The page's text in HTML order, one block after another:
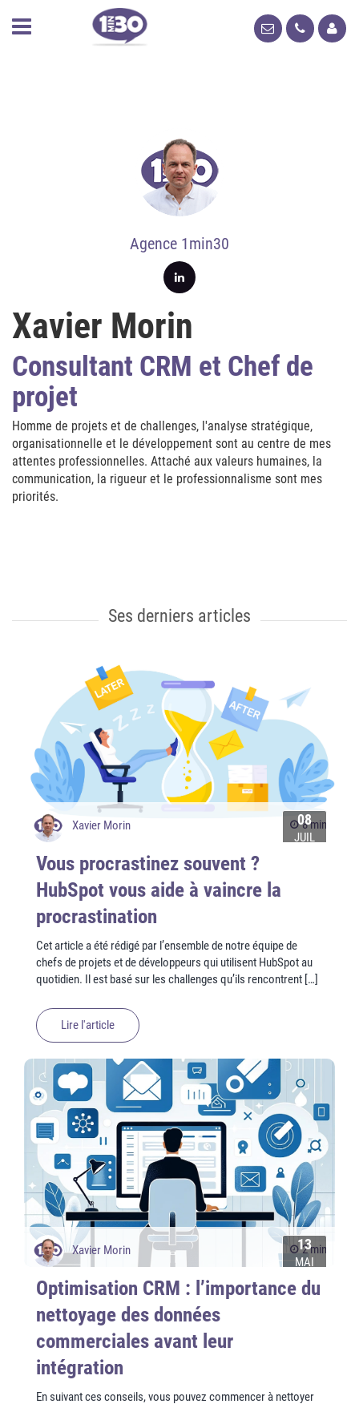
Agence 1min30
Xavier Morin
Consultant CRM et Chef de
projet
Homme de projets et de challenges, l'analyse stratégique,
organisationnelle et le développement sont au centre de mes
attentes professionnelles. Attaché aux valeurs humaines, la
communication, la rigueur et le professionnalisme sont mes
priorités.
Ses derniers articles
08
JUIL
Xavier Morin 8 min
Vous procrastinez souvent ?
HubSpot vous aide à vaincre la
procrastination
Cet article a été rédigé par l’ensemble de notre équipe de
chefs de projets et de développeurs qui utilisent HubSpot au
quotidien. Il est basé sur les challenges qu’ils rencontrent […]
Lire l'article
13
MAI
Xavier Morin 2 min
Optimisation CRM : l’importance du
nettoyage des données
commerciales avant leur
intégration
En suivant ces conseils, vous pouvez commencer à nettoyer